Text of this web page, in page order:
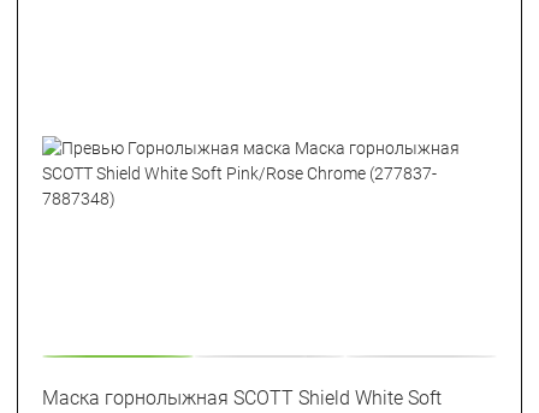
Маска горнолыжная SCOTT Shield White Soft